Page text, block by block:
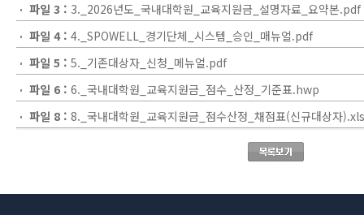
파일 3 : 3._2026년도_국내대학원_교육지원금_설명자료_요약본.pdf
파일 4 : 4._SPOWELL_경기단체_시스템_승인_매뉴얼.pdf
파일 5 : 5._기존대상자_신청_메뉴얼.pdf
파일 6 : 6._국내대학원_교육지원금_점수_산정_기준표.hwp
파일 8 : 8._국내대학원_교육지원금_점수산정_채점표(신규대상자